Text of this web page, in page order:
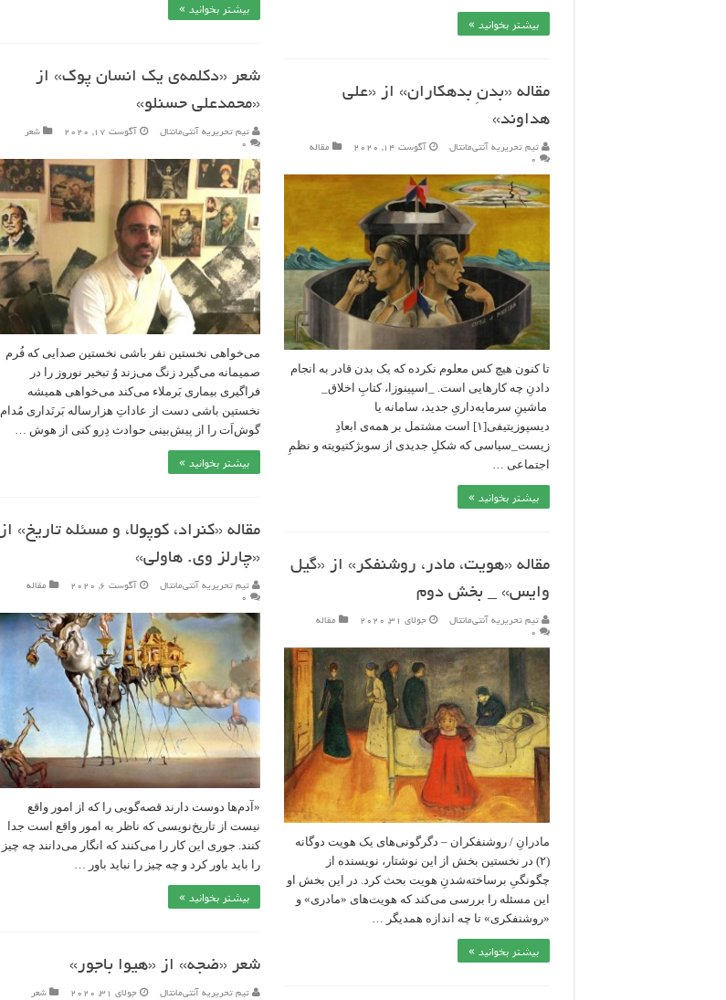
بیشتر بخوانید »
بیشتر بخوانید »
شعر «دکلمه‌ی یک انسان پوک» از
«محمدعلی حسنلو»
تیم تحریریه آنتی‌مانتال آگوست 17, 2020
شعر
۰
می‌خواهی نخستین نفر باشی نخستین صدایی که فُرم
صمیمانه می‌گیرد زنگ می‌زند وُ تبخیر نوروز را در
فراگیری بیماری بَرملاء می‌کند می‌خواهی همیشه
نخستین باشی دست از عادات‌ِ هزارساله بَرنَداری مُدام
گوش‌اَت را از پیش‌بینی حوادث دِرو کنی از هوش …
بیشتر بخوانید »
مقاله «بدنِ بدهکاران» از «علی
هداوند»
تیم تحریریه آنتی‌مانتال آگوست 14, 2020
مقاله
۰
تا کنون هیچ‌ کس معلوم نکرده که یک بدن قادر به انجام
دادنِ چه کار‌هایی است. _اسپینوزا، کتابِ اخلاق_
ماشینِ سرمایه‌داریِ جدید، سامانه یا
دیسپوزیتیفی[۱] است مشتمل بر همه‌ی ابعادِ
زیست_سیاسی که شکلِ جدیدی از سوبژکتیویته و نظمِ
اجتماعی …
بیشتر بخوانید »
مقاله «کنراد، کوپولا، و مسئله تاریخ» از
«چارلز وی. هاولی»
تیم تحریریه آنتی‌مانتال آگوست 6, 2020
مقاله
۰
«آدم‌ها دوست دارند قصه‌گویی را که از امور واقع
نیست از تاریخ‌نویسی که ناظر به امور واقع است جدا
کنند. جوری این کار را می‌کنند که انگار می‌دانند چه چیز
را باید باور کرد و چه چیز را نباید باور …
بیشتر بخوانید »
مقاله «هویت، مادر، روشنفکر» از «گیل
وایس» _ بخش دوم
تیم تحریریه آنتی‌مانتال جولای 31, 2020
مقاله
۰
مادرانِ / روشنفکران – دگرگونی‌های یک هویت دوگانه
(۲) در نخستین بخش از این نوشتار، نویسنده از
چگونگیِ برساخته‌شدنِ هویت بحث کرد. در این بخش او
این مسئله را بررسی می‌کند که هویت‌های «مادری» و
«روشنفکری» تا چه اندازه همدیگر …
بیشتر بخوانید »
شعر «ضجه» از «هیوا باجور»
تیم تحریریه آنتی‌مانتال جولای 31, 2020
شعر